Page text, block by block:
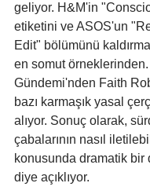
geliyor. H&M'in
etiketini ve ASOS'un
Edit" bölümünü
en somut
Gündemi'nden Faith
bazı karmaşık yasal
alıyor. Sonuç olarak,
çabalarının nasıl
konusunda dramatik bir
diye açıklıyor.